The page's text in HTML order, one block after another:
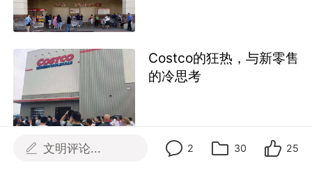
Costco的狂热，与新零售
的冷思考
文明评论... 2 30 25